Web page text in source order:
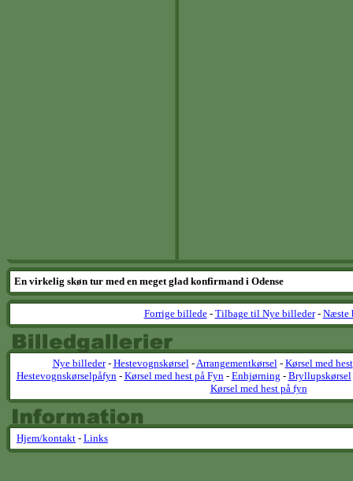
En virkelig skøn tur med en meget glad konfirmand i Odense
Forrige billede- Tilbage til Nye billeder- Næste
Nye billeder- Hestevognskørsel-Arrangementkørsel- Kørsel med hest
Hestevognskørselpåfyn- Kørsel med hest på Fyn- Enhjørning - Bryllupskørsel
Kørsel med hest på fyn
Hjem/kontakt - Links